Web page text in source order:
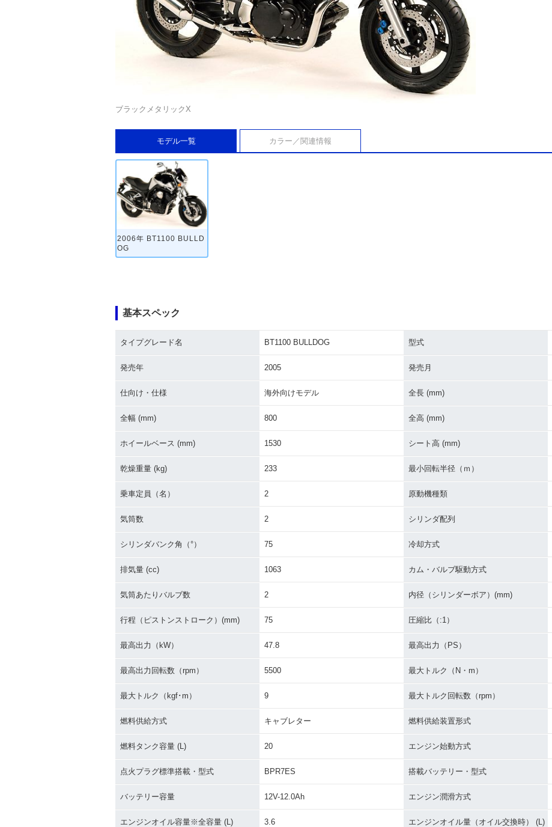
ブラックメタリックX
モデル一覧 カラー／関連情報
2006年 BT1100 BULLD
OG
基本スペック
タイプグレード名 BT1100 BULLDOG 型式
発売年 2005 発売月
仕向け・仕様 海外向けモデル 全長 (mm)
全幅 (mm) 800 全高 (mm)
ホイールベース (mm) 1530 シート高 (mm)
乾燥重量 (kg) 233 最小回転半径（ｍ）
乗車定員（名） 2 原動機種類
気筒数 2 シリンダ配列
シリンダバンク角（°） 75 冷却方式
排気量 (cc) 1063 カム・バルブ駆動方式
気筒あたりバルブ数 2 内径（シリンダーボア）(mm)
行程（ピストンストローク）(mm) 75 圧縮比（:1）
最高出力（kW） 47.8 最高出力（PS）
最高出力回転数（rpm） 5500 最大トルク（N・m）
最大トルク（kgf･m） 9 最大トルク回転数（rpm）
燃料供給方式 キャブレター 燃料供給装置形式
燃料タンク容量 (L) 20 エンジン始動方式
点火プラグ標準搭載・型式 BPR7ES 搭載バッテリー・型式
バッテリー容量 12V-12.0Ah エンジン潤滑方式
エンジンオイル容量※全容量 (L) 3.6 エンジンオイル量（オイル交換時） (L)